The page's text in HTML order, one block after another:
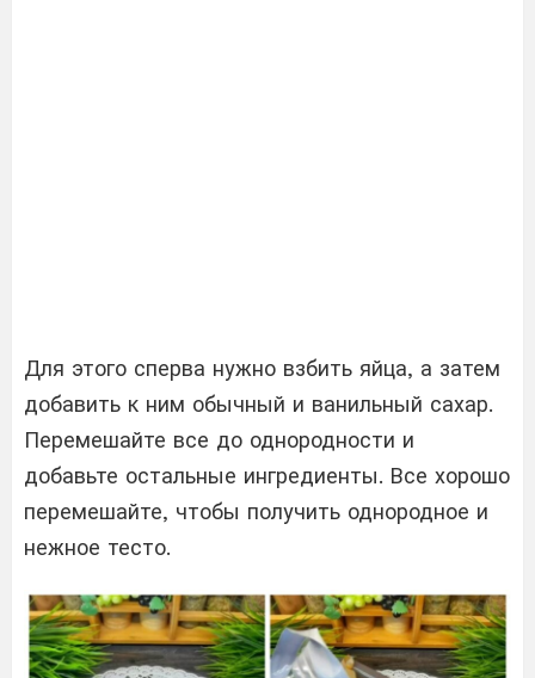
Для этого сперва нужно взбить яйца, а затем
добавить к ним обычный и ванильный сахар.
Перемешайте все до однородности и
добавьте остальные ингредиенты. Все хорошо
перемешайте, чтобы получить однородное и
нежное тесто.